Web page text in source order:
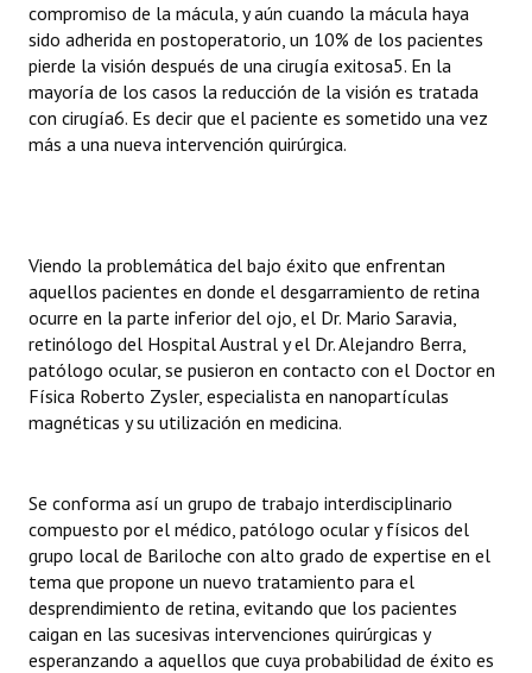
compromiso de la mácula, y aún cuando la mácula haya
sido adherida en postoperatorio, un 10% de los pacientes
pierde la visión después de una cirugía exitosa5. En la
mayoría de los casos la reducción de la visión es tratada
con cirugía6. Es decir que el paciente es sometido una vez
más a una nueva intervención quirúrgica.
Viendo la problemática del bajo éxito que enfrentan
aquellos pacientes en donde el desgarramiento de retina
ocurre en la parte inferior del ojo, el Dr. Mario Saravia,
retinólogo del Hospital Austral y el Dr. Alejandro Berra,
patólogo ocular, se pusieron en contacto con el Doctor en
Física Roberto Zysler, especialista en nanopartículas
magnéticas y su utilización en medicina.
Se conforma así un grupo de trabajo interdisciplinario
compuesto por el médico, patólogo ocular y físicos del
grupo local de Bariloche con alto grado de expertise en el
tema que propone un nuevo tratamiento para el
desprendimiento de retina, evitando que los pacientes
caigan en las sucesivas intervenciones quirúrgicas y
esperanzando a aquellos que cuya probabilidad de éxito es